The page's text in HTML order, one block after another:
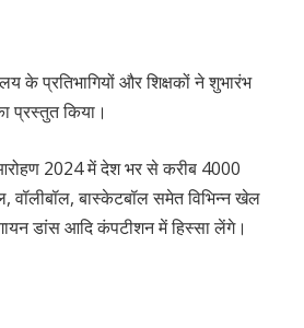
के प्रतिभागियों और शिक्षकों ने शुभारंभ
प्रस्तुत किया।
2024 में देश भर से करीब 4000
वॉलीबॉल, बास्केटबॉल समेत विभिन्न खेल
डांस आदि कंपटीशन में हिस्सा लेंगे।